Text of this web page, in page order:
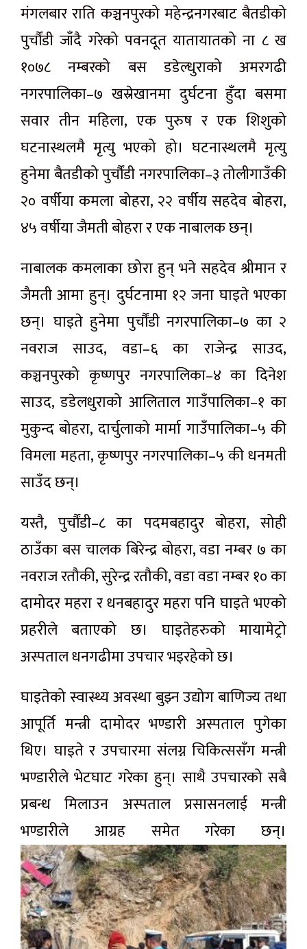
मंगलबार राति कञ्चनपुरको महेन्द्रनगरबाट बैतडीको
पुर्चौंडी जाँदै गरेको पवनदूत यातायातको ना ८ ख
१०७८ नम्बरको बस डडेल्धुराको अमरगढी
नगरपालिका–७ खस्रेखानमा दुर्घटना हुँदा बसमा
सवार तीन महिला, एक पुरुष र एक शिशुको
घटनास्थलमै मृत्यु भएको हो। घटनास्थलमै मृत्यु
हुनेमा बैतडीको पुर्चौंडी नगरपालिका–३ तोलीगाउँकी
२० वर्षीया कमला बोहरा, २२ वर्षीय सहदेव बोहरा,
४५ वर्षीया जैमती बोहरा र एक नाबालक छन्।
नाबालक कमलाका छोरा हुन् भने सहदेव श्रीमान र
जैमती आमा हुन्। दुर्घटनामा १२ जना घाइते भएका
छन्। घाइते हुनेमा पुर्चौंडी नगरपालिका–७ का २
नवराज साउद, वडा–६ का राजेन्द्र साउद,
कञ्चनपुरको कृष्णपुर नगरपालिका–४ का दिनेश
साउद, डडेलधुराको आलिताल गाउँपालिका–१ का
मुकुन्द बोहरा, दार्चुलाको मार्मा गाउँपालिका–५ की
विमला महता, कृष्णपुर नगरपालिका–५ की धनमती
साउँद छन्।
यस्तै, पुर्चौंडी–८ का पदमबहादुर बोहरा, सोही
ठाउँका बस चालक बिरेन्द्र बोहरा, वडा नम्बर ७ का
नवराज रतौकी, सुरेन्द्र रतौकी, वडा वडा नम्बर १० का
दामोदर महरा र धनबहादुर महरा पनि घाइते भएको
प्रहरीले बताएको छ। घाइतेहरुको मायामेट्रो
अस्पताल धनगढीमा उपचार भइरहेको छ।
घाइतेको स्वास्थ्य अवस्था बुझ्न उद्योग बाणिज्य तथा
आपूर्ति मन्त्री दामोदर भण्डारी अस्पताल पुगेका
थिए। घाइते र उपचारमा संलग्न चिकित्ससँग मन्त्री
भण्डारीले भेटघाट गरेका हुन्। साथै उपचारको सबै
प्रबन्ध मिलाउन अस्पताल प्रसासनलाई मन्त्री
भण्डारीले आग्रह समेत गरेका छन्।